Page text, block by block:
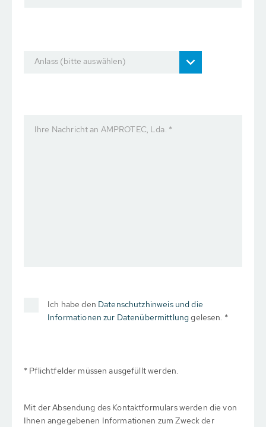
Anlass (bitte auswählen)
Ihre Nachricht an AMPROTEC, Lda. *
Ich habe den Datenschutzhinweis und die
Informationen zur Datenübermittlunggelesen. *
* Pflichtfelder müssen ausgefüllt werden.
Mit der Absendung des Kontaktformulars werden die von
Ihnen angegebenen Informationen zum Zweck der